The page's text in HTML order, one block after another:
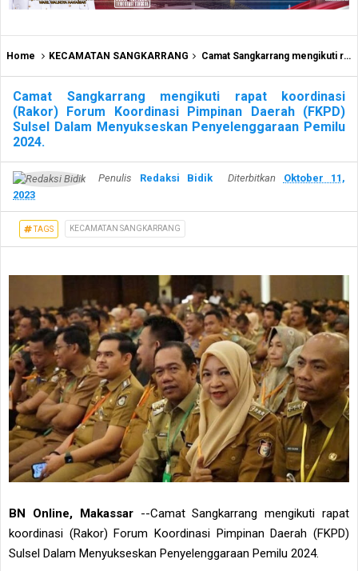
Home KECAMATAN SANGKARRANG Camat Sangkarrang mengikuti rapat koordinasi (Rakor) Forum Koordinasi Pimpinan Daerah (FKPD) Sulsel Dalam Menyukseskan Penyelenggaraan Pemilu 2024.
Camat Sangkarrang mengikuti rapat koordinasi
(Rakor) Forum Koordinasi Pimpinan Daerah (FKPD)
Sulsel Dalam Menyukseskan Penyelenggaraan Pemilu
2024.
Penulis Redaksi Bidik Diterbitkan Oktober 11,
2023
TAGS KECAMATAN SANGKARRANG
BN Online, Makassar --Camat Sangkarrang mengikuti rapat
koordinasi (Rakor) Forum Koordinasi Pimpinan Daerah (FKPD)
Sulsel Dalam Menyukseskan Penyelenggaraan Pemilu 2024.